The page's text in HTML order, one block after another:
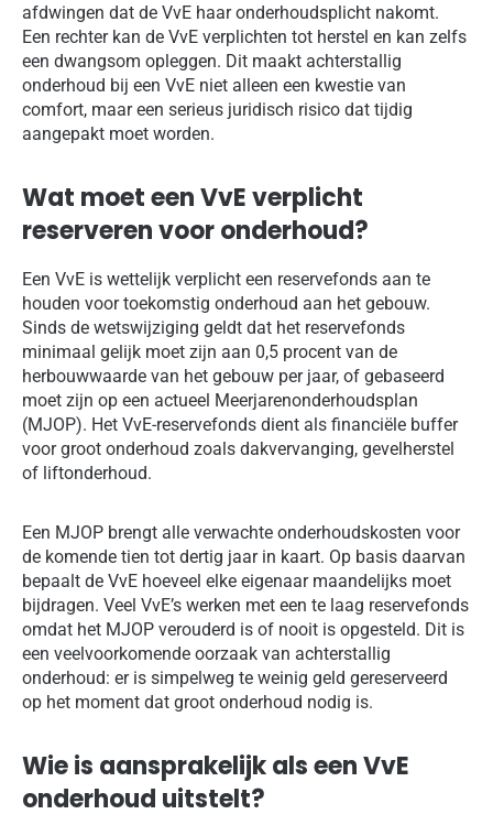
afdwingen dat de VvE haar onderhoudsplicht nakomt.
Een rechter kan de VvE verplichten tot herstel en kan zelfs
een dwangsom opleggen. Dit maakt achterstallig
onderhoud bij een VvE niet alleen een kwestie van
comfort, maar een serieus juridisch risico dat tijdig
aangepakt moet worden.
Wat moet een VvE verplicht
reserveren voor onderhoud?
Een VvE is wettelijk verplicht een reservefonds aan te
houden voor toekomstig onderhoud aan het gebouw.
Sinds de wetswijziging geldt dat het reservefonds
minimaal gelijk moet zijn aan 0,5 procent van de
herbouwwaarde van het gebouw per jaar, of gebaseerd
moet zijn op een actueel Meerjarenonderhoudsplan
(MJOP). Het VvE-reservefonds dient als financiële buffer
voor groot onderhoud zoals dakvervanging, gevelherstel
of liftonderhoud.
Een MJOP brengt alle verwachte onderhoudskosten voor
de komende tien tot dertig jaar in kaart. Op basis daarvan
bepaalt de VvE hoeveel elke eigenaar maandelijks moet
bijdragen. Veel VvE’s werken met een te laag reservefonds
omdat het MJOP verouderd is of nooit is opgesteld. Dit is
een veelvoorkomende oorzaak van achterstallig
onderhoud: er is simpelweg te weinig geld gereserveerd
op het moment dat groot onderhoud nodig is.
Wie is aansprakelijk als een VvE
onderhoud uitstelt?